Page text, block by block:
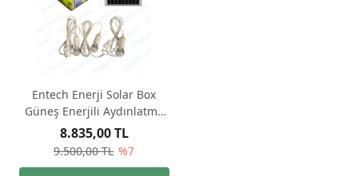
Entech Enerji Solar Box
Güneş Enerjili Aydınlatma
ve Telefon Şarjı Seti Hazır
Solar Paket Sistem
9.500,00 TL %7
8.835,00 TL